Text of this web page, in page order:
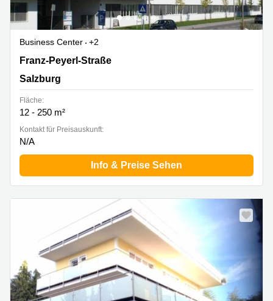
Business Center
+2
Franz-Peyerl-Strasse 15, Salzburg
Franz-Peyerl-Straße
Salzburg
Fläche:
12 - 250 m²
Kontakt für Preisauskunft:
N/A
Info & Preise Sehen